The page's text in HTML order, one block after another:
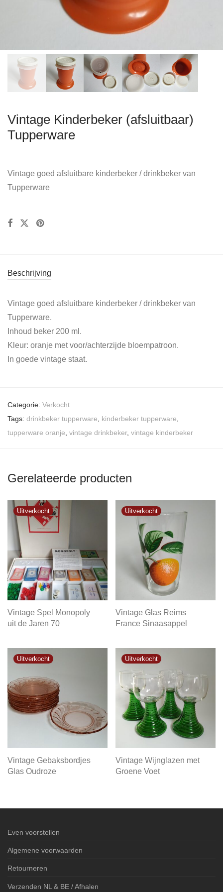
Vintage Kinderbeker (afsluitbaar)
Tupperware
Vintage goed afsluitbare kinderbeker / drinkbeker van
Tupperware
Beschrijving
Vintage goed afsluitbare kinderbeker / drinkbeker van
Tupperware.
Inhoud beker 200 ml.
Kleur: oranje met voor/achterzijde bloempatroon.
In goede vintage staat.
Categorie: Verkocht
Tags: drinkbeker tupperware kinderbeker tupperware
tupperware oranje vintage drinkbeker, vintage kinderbeker
Gerelateerde producten
Vintage Spel Monopoly
uit de Jaren 70
Vintage Glas Reims
France Sinaasappel
Vintage Gebaksbordjes
Glas Oudroze
Vintage Wijnglazen met
Groene Voet
Even voorstellen
Algemene voorwaarden
Retourneren
Verzenden NL & BE / Afhalen